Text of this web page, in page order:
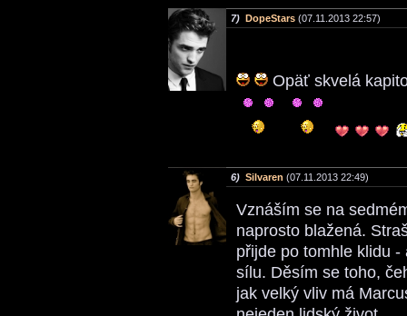
7) DopeStars (07.11.2013 22:57)
Opäť skvelá
6) Silvaren (07.11.2013 22:49)
Vznáším se na
naprosto blažená.
přijde po tomhle klidu
sílu. Děsím se toho,
jak velký vliv má